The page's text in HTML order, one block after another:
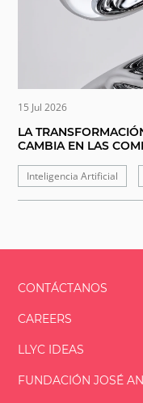
15 Jul 2026
LA
CAMBIA EN LAS
Inteligencia Artificial
CONTÁCTANOS
CAREERS
LLYC IDEAS
FUNDACIÓNJOSÉ